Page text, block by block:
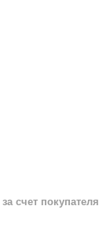
за счет покупателя